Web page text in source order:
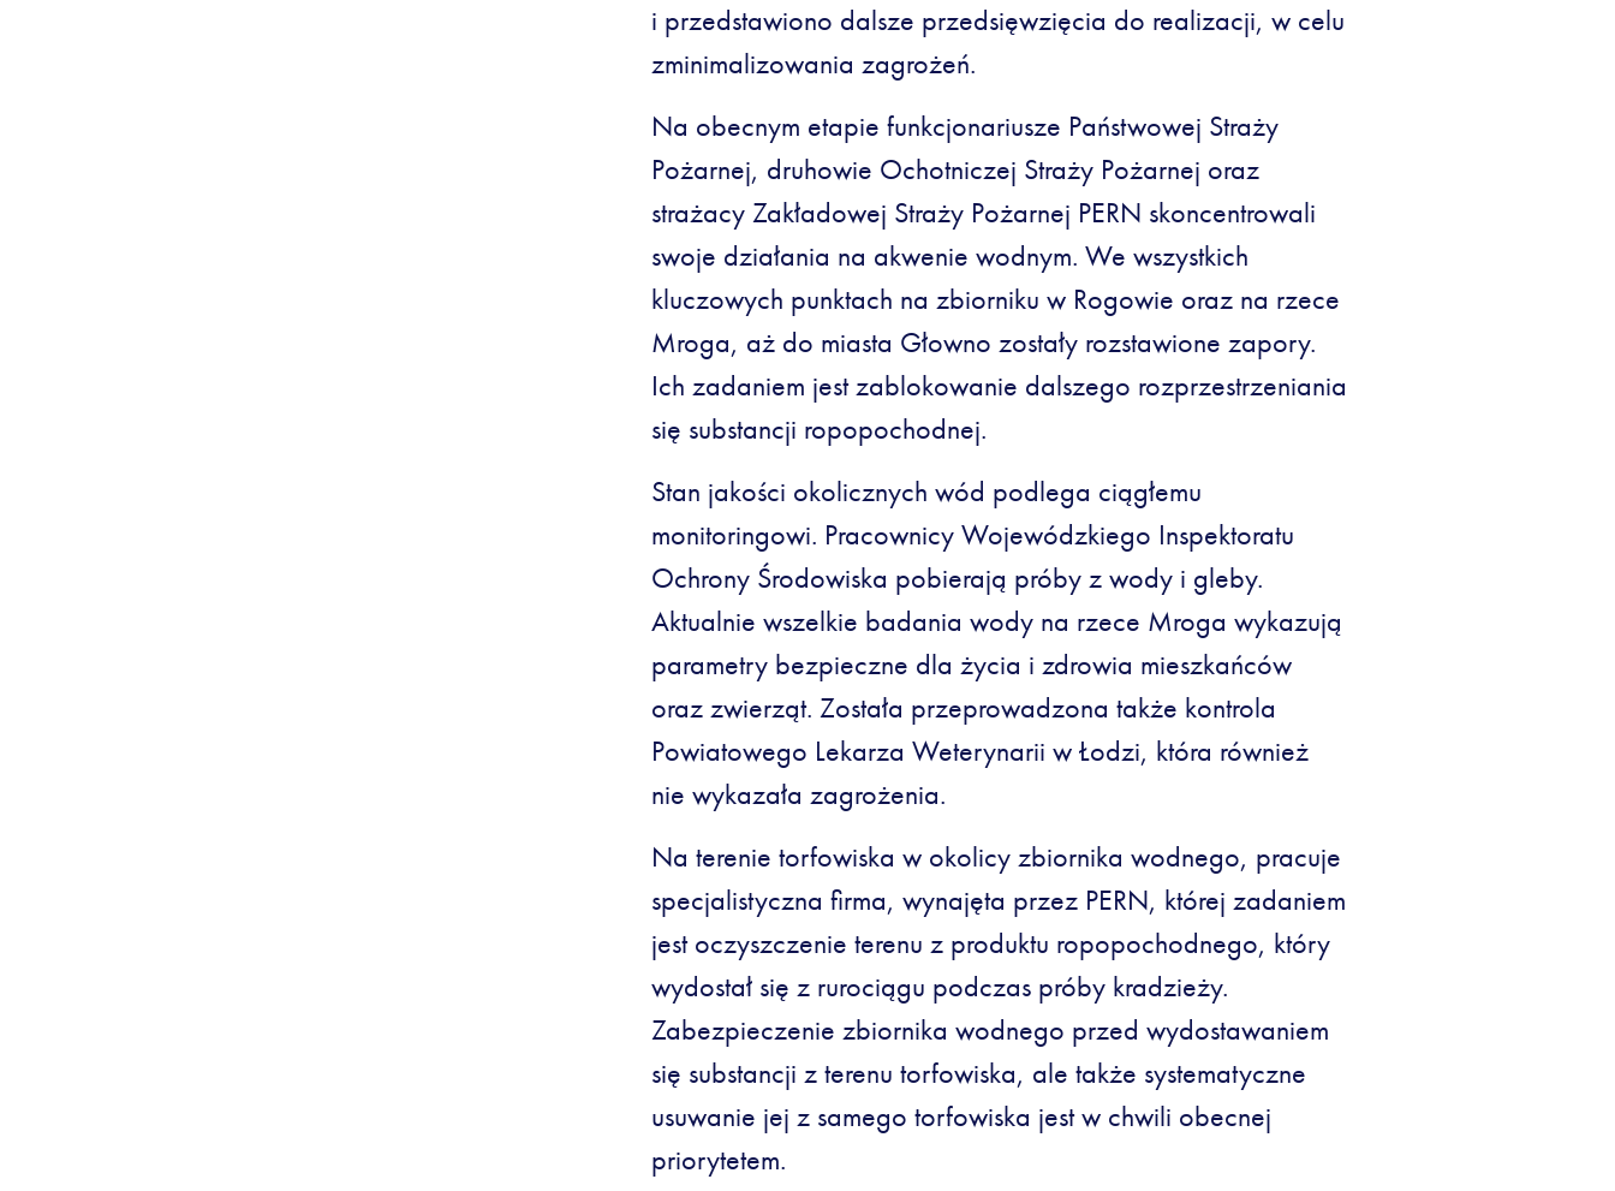
i przedstawiono dalsze przedsięwzięcia do realizacji, w celu
zminimalizowania zagrożeń.
Na obecnym etapie funkcjonariusze Państwowej Straży
Pożarnej, druhowie Ochotniczej Straży Pożarnej oraz
strażacy Zakładowej Straży Pożarnej PERN skoncentrowali
swoje działania na akwenie wodnym. We wszystkich
kluczowych punktach na zbiorniku w Rogowie oraz na rzece
Mroga, aż do miasta Głowno zostały rozstawione zapory.
Ich zadaniem jest zablokowanie dalszego rozprzestrzeniania
się substancji ropopochodnej.
Stan jakości okolicznych wód podlega ciągłemu
monitoringowi. Pracownicy Wojewódzkiego Inspektoratu
Ochrony Środowiska pobierają próby z wody i gleby.
Aktualnie wszelkie badania wody na rzece Mroga wykazują
parametry bezpieczne dla życia i zdrowia mieszkańców
oraz zwierząt. Została przeprowadzona także kontrola
Powiatowego Lekarza Weterynarii w Łodzi, która również
nie wykazała zagrożenia.
Na terenie torfowiska w okolicy zbiornika wodnego, pracuje
specjalistyczna firma, wynajęta przez PERN, której zadaniem
jest oczyszczenie terenu z produktu ropopochodnego, który
wydostał się z rurociągu podczas próby kradzieży.
Zabezpieczenie zbiornika wodnego przed wydostawaniem
się substancji z terenu torfowiska, ale także systematyczne
usuwanie jej z samego torfowiska jest w chwili obecnej
priorytetem.